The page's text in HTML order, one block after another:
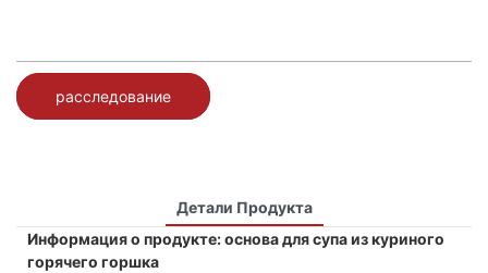
расследование
Детали Продукта
Информация о продукте: основа для супа из куриного
горячего горшка